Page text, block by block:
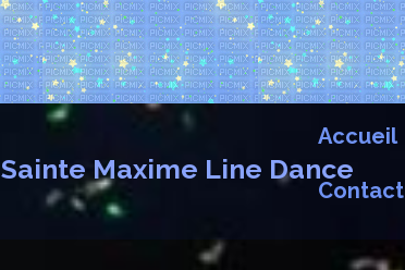
Sainte Maxime Line Dance
Accueil
Contact